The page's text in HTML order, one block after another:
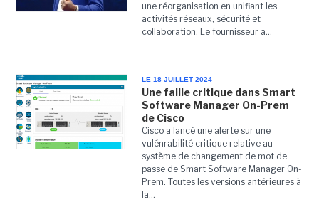
une réorganisation en unifiant les
activités réseaux, sécurité et
collaboration. Le fournisseur a...
LE 18 JUILLET 2024
Une faille critique dans Smart
Software Manager On-Prem
de Cisco
Cisco a lancé une alerte sur une
vulénrabilité critique relative au
système de changement de mot de
passe de Smart Software Manager On-
Prem. Toutes les versions antérieures à
la...